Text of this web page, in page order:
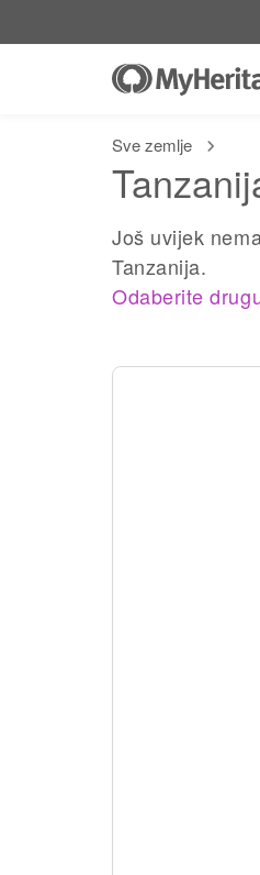
Sve zemlje
Još uvijek
Tanzanija.
Odaberite